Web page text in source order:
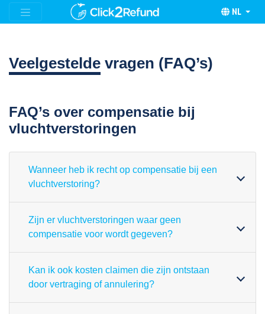
NL
Veelgestelde vragen (FAQ’s)
FAQ’s over compensatie bij
vluchtverstoringen
Wanneer heb ik recht op compensatie bij een
vluchtverstoring?
Zijn er vluchtverstoringen waar geen
compensatie voor wordt gegeven?
Kan ik ook kosten claimen die zijn ontstaan
door vertraging of annulering?